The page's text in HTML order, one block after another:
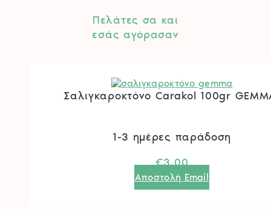
Πελάτες σα και
εσάς αγόρασαν
Σαλιγκαροκτόνο Carakol 100gr
1-3 ημέρες παράδοση
€3.00
Αποστολή Email